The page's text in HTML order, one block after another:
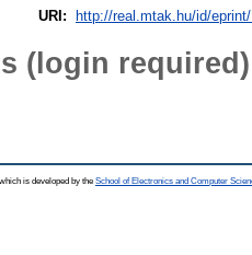
URI:
http://real.mtak.hu/id/
(login required)
is developed by the School of Electronics and Computer